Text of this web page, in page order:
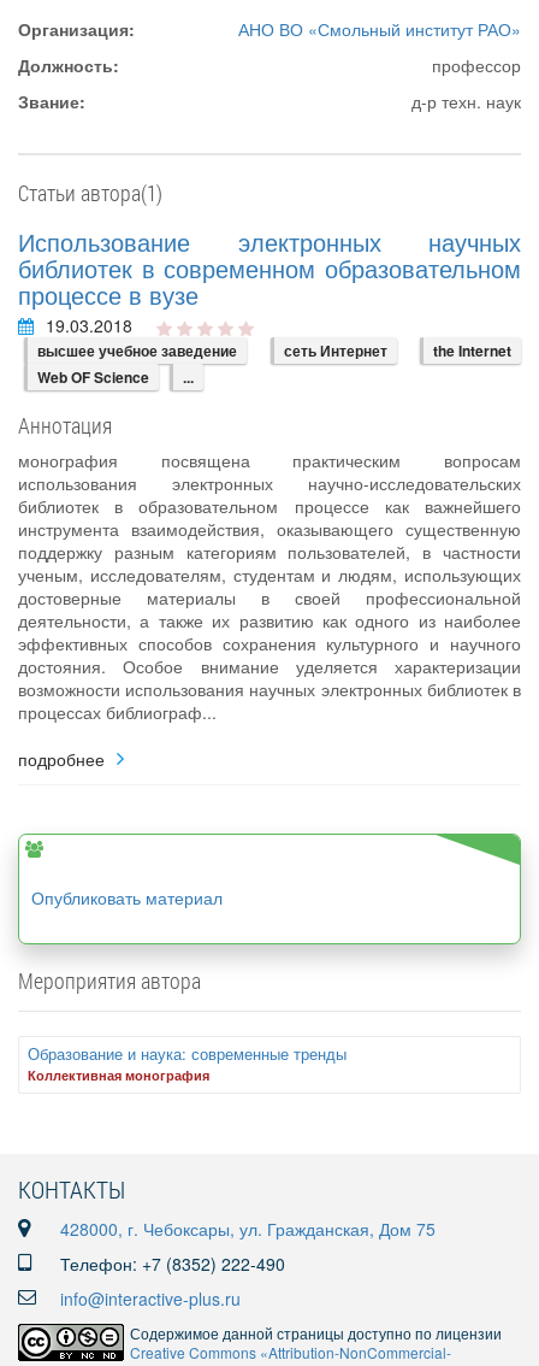
Организация:
АНО ВО «Смольный институт РАО»
Должность:
профессор
Звание:
д-р техн. наук
Статьи автора(1)
Использование электронных научных
библиотек в современном образовательном
процессе в вузе
19.03.2018
высшее учебное заведение сеть Интернет
the Internet
Web OF Science
...
Аннотация
монография посвящена практическим вопросам
использования электронных научно-исследовательских
библиотек в образовательном процессе как важнейшего
инструмента взаимодействия, оказывающего существенную
поддержку разным категориям пользователей, в частности
ученым, исследователям, студентам и людям, использующих
достоверные материалы в своей профессиональной
деятельности, а также их развитию как одного из наиболее
эффективных способов сохранения культурного и научного
достояния. Особое внимание уделяется характеризации
возможности использования научных электронных библиотек в
процессах библиограф...
подробнее
Опубликовать материал
Мероприятия автора
Образование и наука: современные тренды
Коллективная монография
КОНТАКТЫ
428000, г. Чебоксары, ул. Гражданская, Дом 75
Телефон: +7 (8352) 222-490
info@interactive-plus.ru
Содержимое данной страницы доступно по лицензии
Creative Commons «Attribution-NonCommercial-